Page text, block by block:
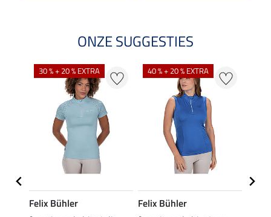
ONZE SUGGESTIES
30 % + 20 % EXTRA
Felix Bühler
40 % + 20 % EXTRA
Felix Bühler